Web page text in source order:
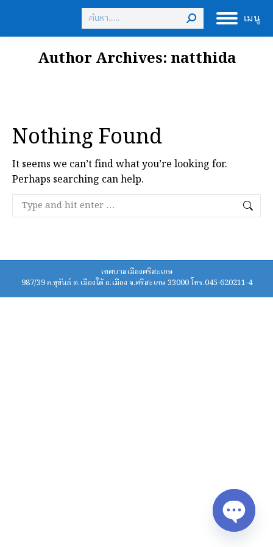
เมนู
Search:
Author Archives: natthida
Nothing Found
It seems we can’t find what you’re looking for.
Perhaps searching can help.
Search:
เทศบาลเมืองศรีสะเกษ
987/39 ถ.ขุขันธ์ ต.เมืองใต้ อ.เมือง จ.ศรีสะเกษ 33000 โทร.045-620211-4